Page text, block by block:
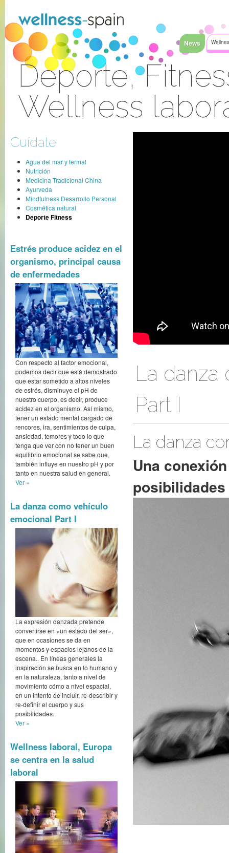
News
Deporte,
Wellness
Cuídate
Agua del mar y termal
Nutrición
Medicina Tradicional China
Ayurveda
Mindfulness Desarrollo Personal
Cosmética natural
Deporte Fitness
Estrés produce acidez en el
organismo, principal causa
de enfermedades
Con respecto al factor emocional,
podemos decir que está demostrado
que estar sometido a altos niveles
de estrés, disminuye el pH de
nuestro cuerpo, es decir, produce
acidez en el organismo. Así mismo,
tener un estado mental cargado de
rencores, ira, sentimientos de culpa,
ansiedad, temores y todo lo que
tenga que ver con no tener un buen
equilibrio emocional se sabe que,
también influye en nuestro pH y por
tanto en nuestra salud en general.
Ver »
La danza como vehículo
emocional Part I
La expresión danzada pretende
convertirse en «un estado del ser»,
que en ocasiones se da en
momentos y espacios lejanos de la
escena.. En líneas generales la
inspiración se busca en lo humano y
en la naturaleza, tanto a nivel de
movimiento cómo a nivel espacial,
en un intento de incluir, re-describir y
re-definir el cuerpo y sus
posibilidades.
Ver »
Wellness laboral, Europa
se centra en la salud
laboral
La
Part I
La danza
Una